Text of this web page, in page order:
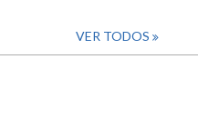
VER TODOS